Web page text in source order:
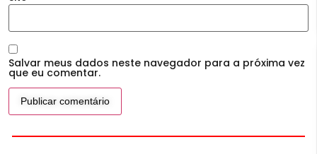
Salvar meus dados neste navegador para a próxima vez
que eu comentar.